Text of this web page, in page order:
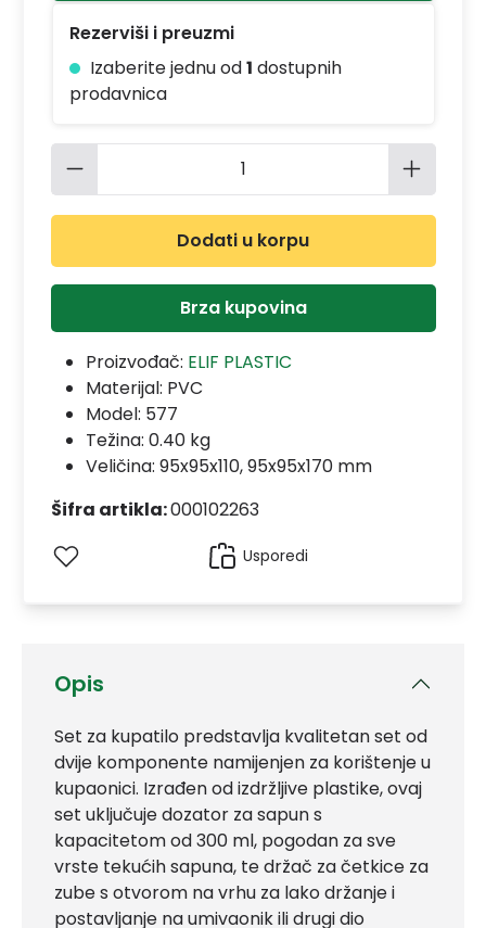
Opis
Set za kupatilo predstavlja kvalitetan set od
dvije komponente namijenjen za korištenje u
kupaonici. Izrađen od izdržljive plastike, ovaj
set uključuje dozator za sapun s
kapacitetom od 300 ml, pogodan za sve
vrste tekućih sapuna, te držač za četkice za
zube s otvorom na vrhu za lako držanje i
postavljanje na umivaonik ili drugi dio
Rezerviši i preuzmi
Izaberite jednu od1 dostupnih
prodavnica
Količina proizvoda: Unesite
Dodati u korpu
Brza kupovina
Proizvođač: ELIF PLASTIC
Materijal: PVC
Model: 577
Težina: 0.40 kg
Veličina: 95x95x110, 95x95x170 mm
Šifra artikla:000102263
Usporedi